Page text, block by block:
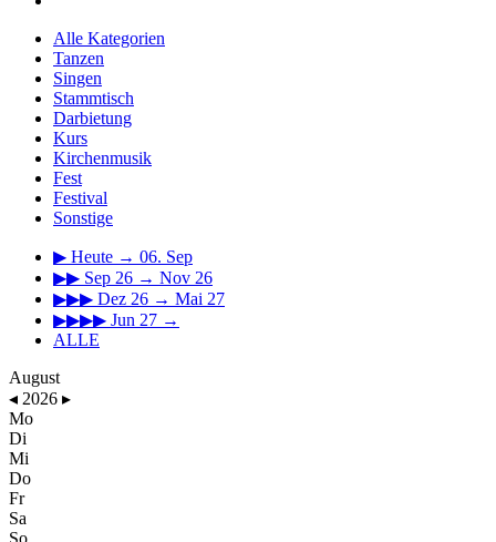
Alle Kategorien
Tanzen
Singen
Stammtisch
Darbietung
Kurs
Kirchenmusik
Fest
Festival
Sonstige
▶ Heute → 06. Sep
▶▶ Sep 26 → Nov 26
▶▶▶ Dez 26 → Mai 27
▶▶▶▶ Jun 27 →
ALLE
August
◂ 2026 ▸
Mo
Di
Mi
Do
Fr
Sa
So